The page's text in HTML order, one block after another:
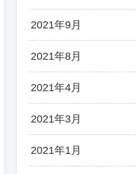
2021年9月
2021年8月
2021年4月
2021年3月
2021年1月